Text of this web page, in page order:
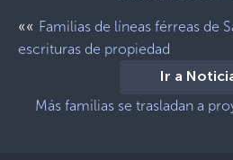
«« Familias de líneas férreas de
escrituras de propiedad
Ir a
Más familias se trasladan a